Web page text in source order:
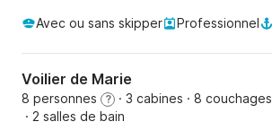
Avec ou sans skipper Professionnel
Voilier de Marie
8 personnes ? · 3 cabines · 8 couchages
· 2 salles de bain